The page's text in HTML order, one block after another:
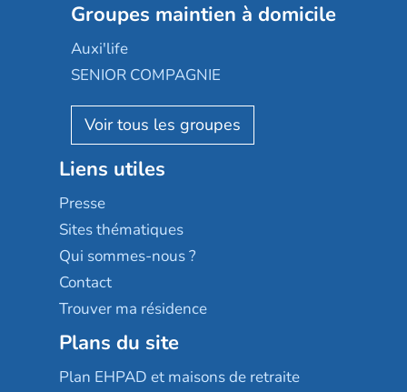
Les jardins d'Arcadie
Occitalia
Appartseniors
Reseda
Stella management
Les villages d'or
Sérénys
Résidences services Villa Médicis
Groupe SOS
Le Noble Âge
Almage
Résidalya
Groupe aplus
Groupes maintien à domicile
Auxi'life
SENIOR COMPAGNIE
AGE D'OR Services
Liens utiles
Presse
Sites thématiques
Qui sommes-nous ?
Contact
Trouver ma résidence
Plans du site
Plan EHPAD et maisons de retraite